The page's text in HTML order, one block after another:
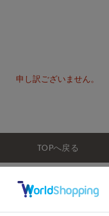
申し訳ございません。
TOPへ戻る